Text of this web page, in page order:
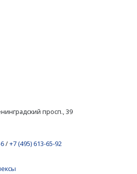
просп., 39
/+7 (495) 613-65-92